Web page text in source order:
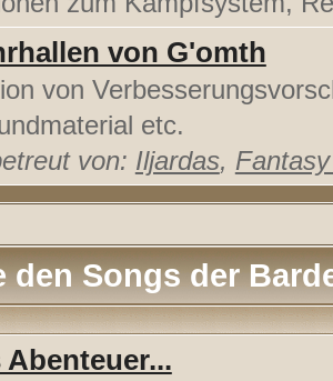
von G'omth
von
etc.
von: Iljardas,
den Songs der